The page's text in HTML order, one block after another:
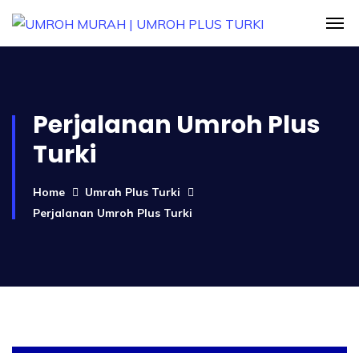
Perjalanan Umroh Plus
Turki
Home
Umrah Plus Turki
Perjalanan Umroh Plus Turki